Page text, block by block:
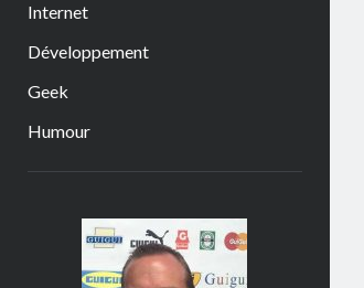
Internet
Développement
Geek
Humour